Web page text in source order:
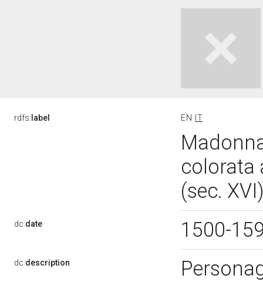
rdfs: label EN IT
colorata
(sec.
dc:date 1500-
dc:description